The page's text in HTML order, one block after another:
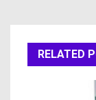
ー RELATED